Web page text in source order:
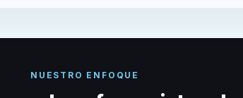
NUESTRO ENFOQUE